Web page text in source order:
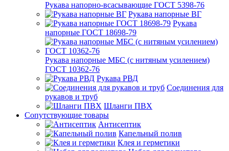
Рукава напорно-всасывающие ГОСТ 5398-76
Рукава напорные ВГ
Рукава
напорные ГОСТ 18698-79
Рукава напорные МБС (с нитяным усилением)
ГОСТ 10362-76
Рукава РВД
Соединения для
рукавов и труб
Шланги ПВХ
Сопутствующие товары
Антисептик
Капельный полив
Клея и герметики